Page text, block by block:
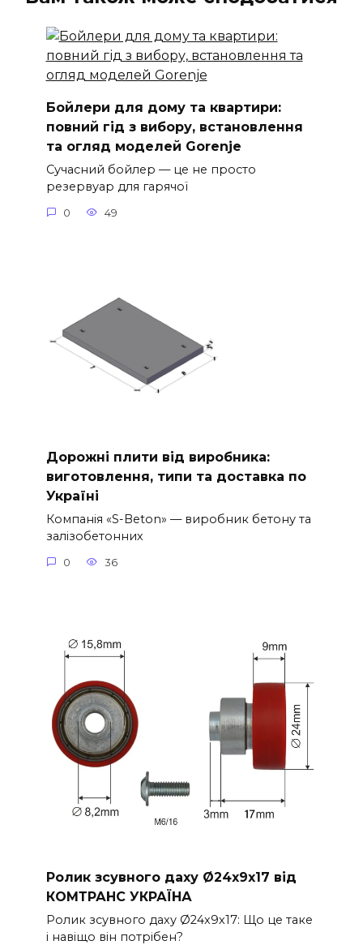
Бойлери для дому та квартири:
повний гід з вибору, встановлення
та огляд моделей Gorenje
Сучасний бойлер — це не просто
резервуар для гарячої
0 49
Дорожні плити від виробника:
виготовлення, типи та доставка по
Україні
Компанія «S-Beton» — виробник бетону та
залізобетонних
0 36
Ролик зсувного даху Ø24x9x17 від
КОМТРАНС УКРАЇНА
Ролик зсувного даху Ø24x9x17: Що це таке
і навіщо він потрібен?